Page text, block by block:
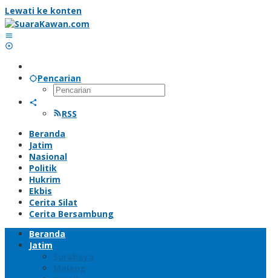
Lewati ke konten
Pencarian
RSS
Beranda
Jatim
Nasional
Politik
Hukrim
Ekbis
Cerita Silat
Cerita Bersambung
Beranda
Jatim
Surabaya
Malang